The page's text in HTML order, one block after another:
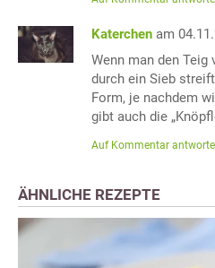
Katerchen am
Wenn man den
durch ein Sieb
Form, je nachdem
gibt auch die
Auf Kommentar
ÄHNLICHE REZEPTE